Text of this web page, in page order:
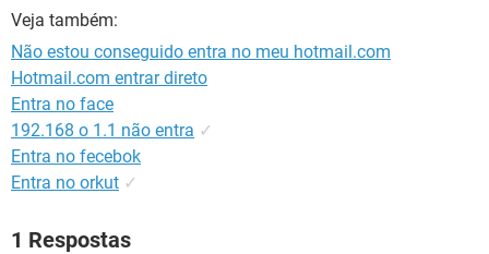
Veja também:
Não estou conseguido entra no meu hotmail.com
Hotmail.com entrar direto
Entra no face
192.168 o 1.1 não entra ✓
Entra no fecebok
Entra no orkut ✓
1 Respostas